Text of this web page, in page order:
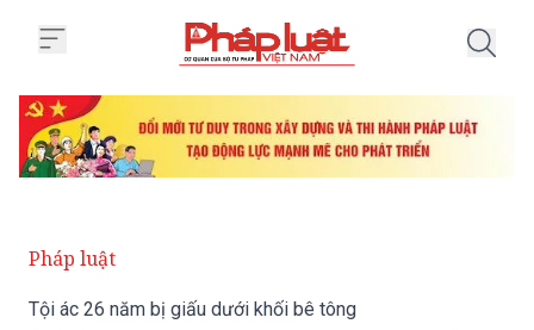
Pháp luật
Tội ác 26 năm bị giấu dưới khối bê tông